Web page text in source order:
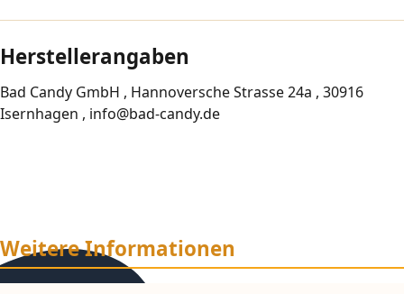
Herstellerangaben
Bad Candy GmbH , Hannoversche Strasse 24a , 30916
Isernhagen , info@bad-candy.de
Weitere Informationen